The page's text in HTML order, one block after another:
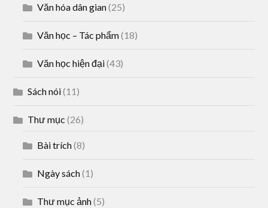
Văn hóa dân gian(25)
Văn học – Tác phẩm(18)
Văn học hiện đại(43)
Sách nói(11)
Thư mục (26)
Bài trích(8)
Ngày sách(1)
Thư mục ảnh(5)